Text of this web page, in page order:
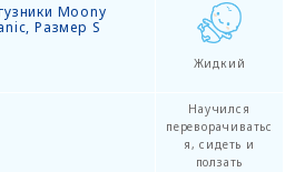
Moony
Размер S
Жидкий
Научился
переворачиватьс
я, сидеть и
ползать